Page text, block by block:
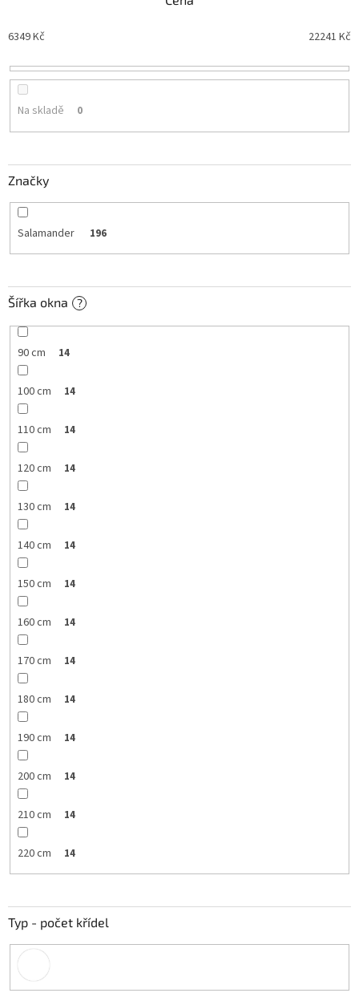
p
o
ů
6349Kč 22241 Kč
Na skladě 0
Značky
Salamander 196
Šířka okna ?
90 cm 14
100 cm 14
110 cm 14
120 cm 14
130 cm 14
140 cm 14
150 cm 14
160 cm 14
170 cm 14
180 cm 14
190 cm 14
200 cm 14
210 cm 14
220 cm 14
Typ - počet křídel